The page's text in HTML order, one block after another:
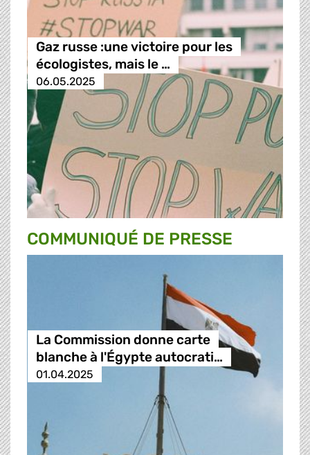
Gaz russe :une victoire pour les
écologistes, mais le …
06.05.2025
COMMUNIQUÉ DE PRESSE
La Commission donne carte
blanche à l'Égypte autocrati…
01.04.2025